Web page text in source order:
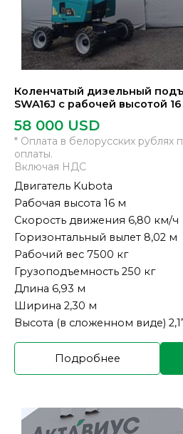
Коленчатый дизельный
SWA16J с рабочей высотой
58 000 USD
* Оплата в белорусских
оплаты.
Включая НДС
Двигатель Kubota
Рабочая высота 16 м
Скорость движения 6,80 км/ч
Горизонтальный вылет 8,02 м
Рабочий вес 7500 кг
Грузоподъемность 250 кг
Длина 6,93 м
Ширина 2,30 м
Высота (в сложенном виде)
Подробнее